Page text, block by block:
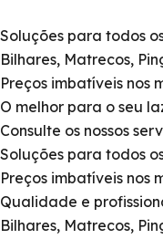
Soluções para todos
Bilhares, Matrecos,
Preços imbatíveis nos
O melhor para o seu
Consulte os nossos
Soluções para todos
Preços imbatíveis nos
Qualidade e
Bilhares, Matrecos,